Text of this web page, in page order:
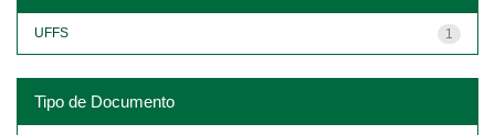
1
UFFS
Tipo de Documento